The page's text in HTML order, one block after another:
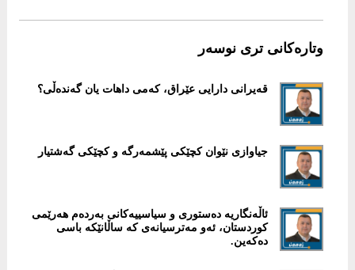
وتارەکانی تری نوسەر
قەیرانی دارایی عێراق، کەمی داهات یان گەندەڵی؟
جیاوازی نێوان کچێکی پێشمەرگە و کچێکی گەشتیار
ئاڵەنگاریە دەستوری و سیاسییەکانی بەردەم هەرێمی
کوردستان، ئەو مەترسیانەی کە ساڵانێکە باسی
دەکەین.